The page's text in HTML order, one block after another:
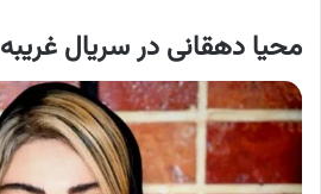
محیا دهقانی در سریال غریبه